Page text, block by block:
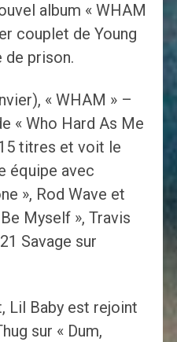
album « WHAM
couplet de Young
de prison.
« WHAM » –
« Who Hard As Me
titres et voit le
équipe avec
», Rod Wave et
Myself », Travis
Savage sur
Lil Baby est rejoint
sur « Dum,